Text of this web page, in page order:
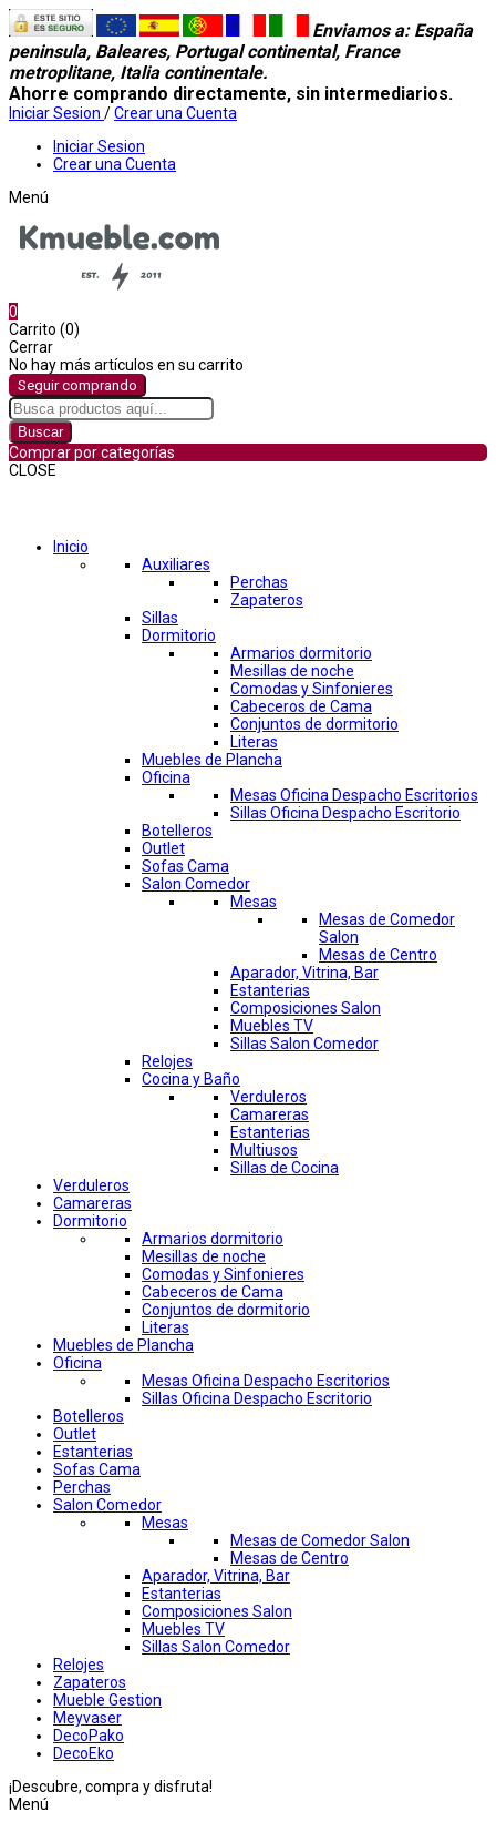
Enviamos a: España
peninsula, Baleares, Portugal continental, France
metroplitane, Italia continentale.
Ahorre comprando directamente, sin intermediarios.
Iniciar Sesion /Crear una Cuenta
Iniciar Sesion
Crear una Cuenta
Menú
0
Carrito (0)
Cerrar
No hay más artículos en su carrito
Seguir comprando
Buscar
Comprar por categorías
CLOSE
Inicio
Auxiliares
Perchas
Zapateros
Sillas
Dormitorio
Armarios dormitorio
Mesillas de noche
Comodas y Sinfonieres
Cabeceros de Cama
Conjuntos de dormitorio
Literas
Muebles de Plancha
Oficina
Mesas Oficina Despacho Escritorios
Sillas Oficina Despacho Escritorio
Botelleros
Outlet
Sofas Cama
Salon Comedor
Mesas
Mesas de Comedor
Salon
Mesas de Centro
Aparador, Vitrina, Bar
Estanterias
Composiciones Salon
Muebles TV
Sillas Salon Comedor
Relojes
Cocina y Baño
Verduleros
Camareras
Estanterias
Multiusos
Sillas de Cocina
Verduleros
Camareras
Dormitorio
Armarios dormitorio
Mesillas de noche
Comodas y Sinfonieres
Cabeceros de Cama
Conjuntos de dormitorio
Literas
Muebles de Plancha
Oficina
Mesas Oficina Despacho Escritorios
Sillas Oficina Despacho Escritorio
Botelleros
Outlet
Estanterias
Sofas Cama
Perchas
Salon Comedor
Mesas
Mesas de Comedor Salon
Mesas de Centro
Aparador, Vitrina, Bar
Estanterias
Composiciones Salon
Muebles TV
Sillas Salon Comedor
Relojes
Zapateros
Mueble Gestion
Meyvaser
DecoPako
DecoEko
¡Descubre, compra y disfruta!
Menú